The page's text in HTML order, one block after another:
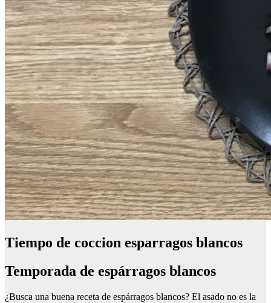
Tiempo de coccion esparragos blancos
Temporada de espárragos blancos
¿Busca una buena receta de espárragos blancos? El asado no es la